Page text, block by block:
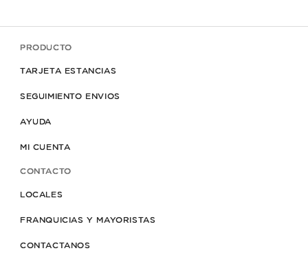
PRODUCTO
TARJETA ESTANCIAS
SEGUIMIENTO ENVIOS
AYUDA
MI CUENTA
CONTACTO
LOCALES
FRANQUICIAS Y MAYORISTAS
CONTACTANOS